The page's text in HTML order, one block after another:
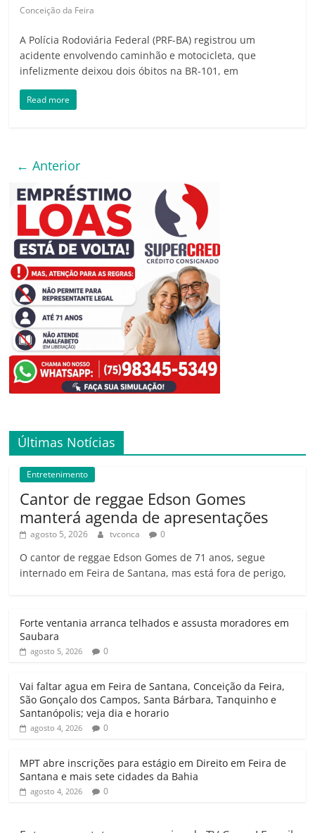
Conceição da Feira
A Polícia Rodoviária Federal (PRF-BA) registrou um
acidente envolvendo caminhão e motocicleta, que
infelizmente deixou dois óbitos na BR-101, em
Read more
← Anterior
Últimas Notícias
Entretenimento
Cantor de reggae Edson Gomes
manterá agenda de apresentações
agosto 5, 2026 tvconca 0
O cantor de reggae Edson Gomes de 71 anos, segue
internado em Feira de Santana, mas está fora de perigo,
Forte ventania arranca telhados e assusta moradores em
Saubara
agosto 5, 2026 0
Vai faltar agua em Feira de Santana, Conceição da Feira,
São Gonçalo dos Campos, Santa Bárbara, Tanquinho e
Santanópolis; veja dia e horario
agosto 4, 2026 0
MPT abre inscrições para estágio em Direito em Feira de
Santana e mais sete cidades da Bahia
agosto 4, 2026 0